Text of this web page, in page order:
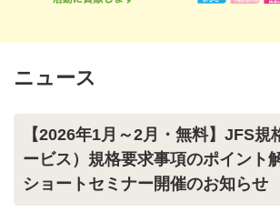
ニュース
【2026年1月～2月・無料】JFS規
ービス）規格要求事項のポイント
ショートセミナー開催のお知らせ